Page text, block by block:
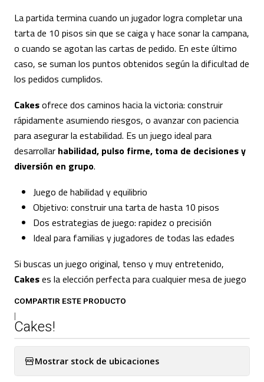
La partida termina cuando un jugador logra completar una
tarta de 10 pisos sin que se caiga y hace sonar la campana,
o cuando se agotan las cartas de pedido. En este último
caso, se suman los puntos obtenidos según la dificultad de
los pedidos cumplidos.
Cakesofrece dos caminos hacia la victoria: construir
rápidamente asumiendo riesgos, o avanzar con paciencia
para asegurar la estabilidad. Es un juego ideal para
desarrollar habilidad, pulso firme, toma de decisiones y
diversión en grupo.
Juego de habilidad y equilibrio
Objetivo: construir una tarta de hasta 10 pisos
Dos estrategias de juego: rapidez o precisión
Ideal para familias y jugadores de todas las edades
Si buscas un juego original, tenso y muy entretenido,
Cakeses la elección perfecta para cualquier mesa de juego
COMPARTIR ESTE PRODUCTO
|
Cakes!
Mostrar stock de ubicaciones